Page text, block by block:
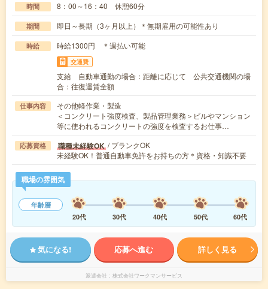
時間 8：00～16：40 休憩60分
期間 即日～長期（3ヶ月以上）＊無期雇用の可能性あり
時給 時給1300円 ＊週払い可能
交通費
支給 自動車通勤の場合：距離に応じて 公共交通機関の場
合：往復運賃全額
仕事内容
その他軽作業・製造
＜コンクリート強度検査、製品管理業務＞ビルやマンション
等に使われるコンクリートの強度を検査するお仕事…
応募資格 職種未経験OK / ブランクOK
未経験OK！普通自動車免許をお持ちの方＊資格・知識不要
職場の雰囲気
年齢層
20代
30代 40代 50代 60代
気になる! 応募へ進む 詳しく見る
派遣会社 株式会社ワークマンサービス